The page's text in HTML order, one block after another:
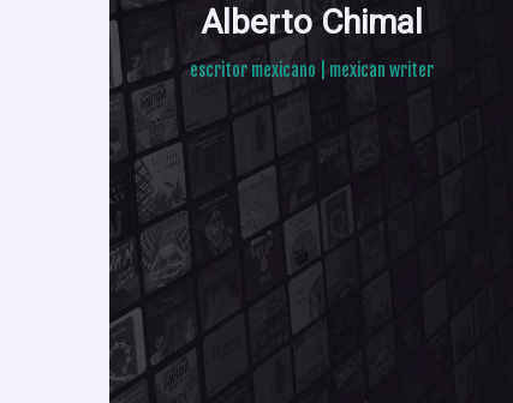
Alberto Chimal
escritor mexicano | mexican writer